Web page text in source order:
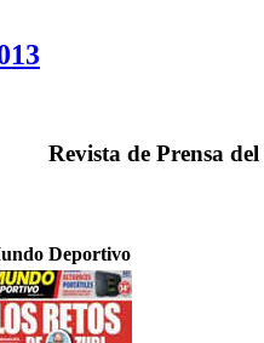
Revista de Prensa del
Deportivo